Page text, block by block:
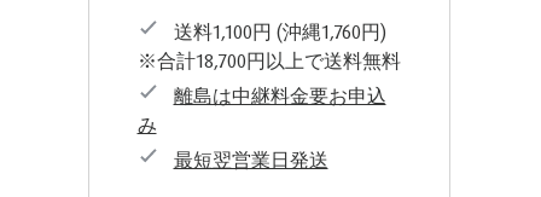
送料1,100円 (沖縄1,760円)
※合計18,700円以上で送料無料
離島は中継料金要お申込
み
最短翌営業日発送